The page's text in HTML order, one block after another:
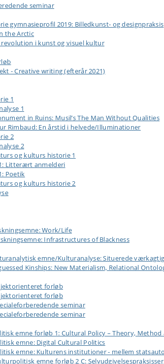
seminar
gymnasieprofil 2019: Billedkunst- og designpraksis
the Arctic
revolution i kunst og visuel kultur
- Creative writing (efterår 2021)
1
1
in Ruins: Musil’s The Man Without Qualities
Rimbaud: En årstid i helvede/Illuminationer
2
2
og kulturs historie 1
Litterært anmelderi
Poetik
og kulturs historie 2
Work/Life
Infrastructures of Blackness
emne/Kulturanalyse: Situerede
Kinships: New Materialism, Relational
forløb
forløb
seminar
seminar
emne forløb 1: Cultural Policy – Theory, Method
emne: Digital Cultural Politics
emne: Kulturens institutioner - mellem
emne forløb 2 C: